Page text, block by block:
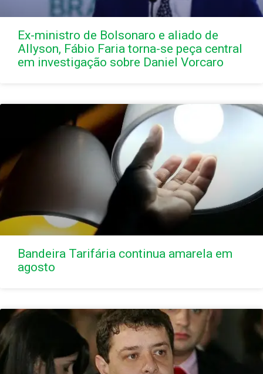
Ex-ministro de Bolsonaro e aliado de
Allyson, Fábio Faria torna-se peça central
em investigação sobre Daniel Vorcaro
Bandeira Tarifária continua amarela em
agosto